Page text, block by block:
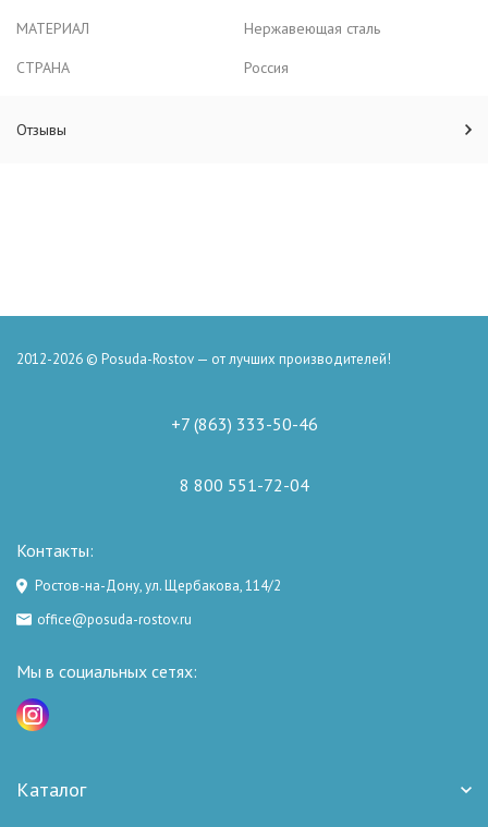
МАТЕРИАЛ
Нержавеющая сталь
СТРАНА
Россия
Отзывы
2012-2026 © Posuda-Rostov — от лучших производителей!
+7 (863) 333-50-46
8 800 551-72-04
Контакты:
Ростов-на-Дону, ул. Щербакова, 114/2
office@posuda-rostov.ru
Мы в социальных сетях:
Каталог